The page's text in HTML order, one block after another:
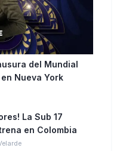
del Mundial
Nueva York
La Sub 17
en Colombia